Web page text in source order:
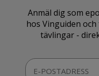
Anmäl dig som
hos Vinguiden
tävlingar -